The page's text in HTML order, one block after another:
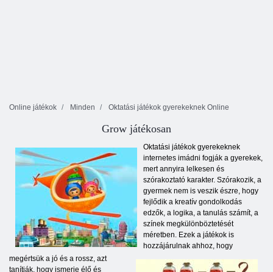
Online játékok Minden Oktatási játékok gyerekeknek Online
Grow játékosan
Oktatási játékok gyerekeknek
internetes imádni fogják a gyerekek,
mert annyira lelkesen és
szórakoztató karakter. Szórakozik, a
gyermek nem is veszik észre, hogy
fejlődik a kreatív gondolkodás
edzők, a logika, a tanulás számít, a
színek megkülönböztetését
méretben. Ezek a játékok is
hozzájárulnak ahhoz, hogy
megértsük a jó és a rossz, azt
tanítják, hogy ismerje élő és